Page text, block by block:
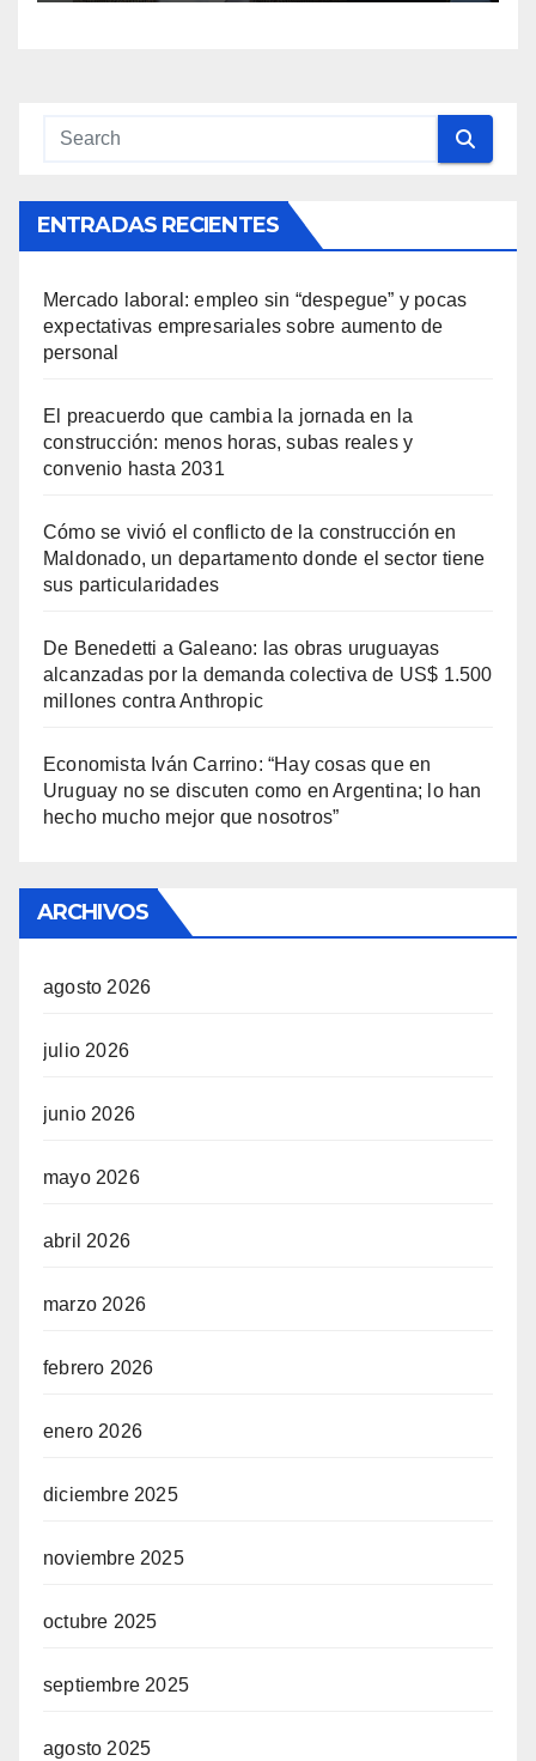
tránsito en Durazno
ENTRADAS RECIENTES
Mercado laboral: empleo sin “despegue” y pocas
expectativas empresariales sobre aumento de
personal
El preacuerdo que cambia la jornada en la
construcción: menos horas, subas reales y
convenio hasta 2031
Cómo se vivió el conflicto de la construcción en
Maldonado, un departamento donde el sector tiene
sus particularidades
De Benedetti a Galeano: las obras uruguayas
alcanzadas por la demanda colectiva de US$ 1.500
millones contra Anthropic
Economista Iván Carrino: “Hay cosas que en
Uruguay no se discuten como en Argentina; lo han
hecho mucho mejor que nosotros”
ARCHIVOS
agosto 2026
julio 2026
junio 2026
mayo 2026
abril 2026
marzo 2026
febrero 2026
enero 2026
diciembre 2025
noviembre 2025
octubre 2025
septiembre 2025
agosto 2025